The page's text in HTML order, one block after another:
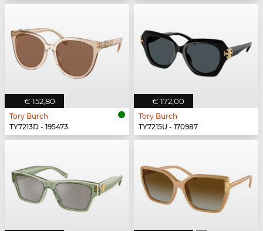
€ 152,80
Tory Burch
TY7213D - 195473
€ 172,00
Tory Burch
TY7215U - 170987